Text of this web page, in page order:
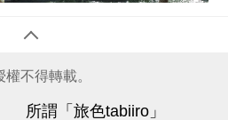
不得轉載。
所謂「旅色tabiiro」